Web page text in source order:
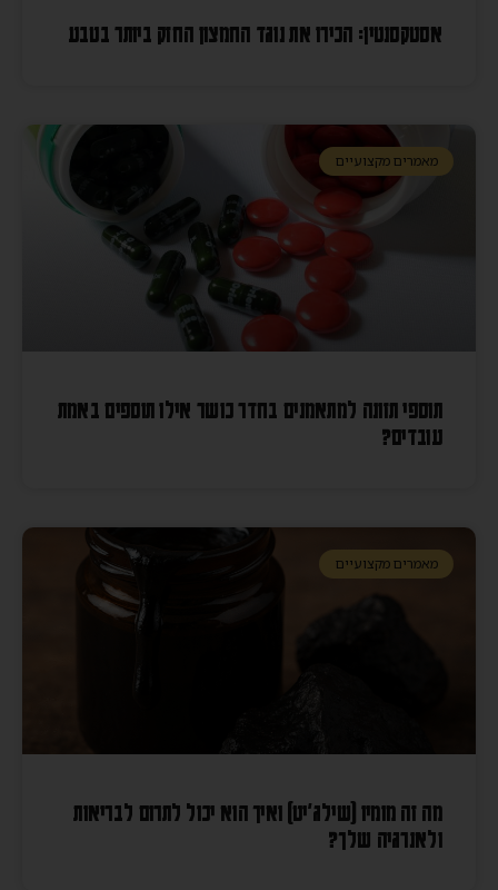
אסטקסנטין: הכירו את נוגד החמצון החזק ביותר בטבע
מאמרים מקצועיים
תוספי תזונה למתאמנים בחדר כושר אילו תוספים באמת
עובדים?
מאמרים מקצועיים
מה זה מומיו (שילג׳יט) ואיך הוא יכול לתרום לבריאות
ולאנרגיה שלך?